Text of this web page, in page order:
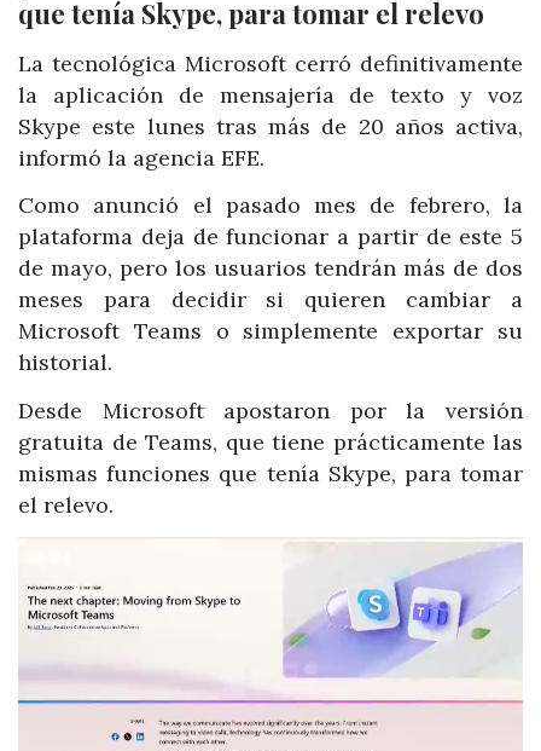
que tenía Skype, para tomar el relevo
La tecnológica Microsoft cerró definitivamente
la aplicación de mensajería de texto y voz
Skype este lunes tras más de 20 años activa,
informó la agencia EFE.
Como anunció el pasado mes de febrero, la
plataforma deja de funcionar a partir de este 5
de mayo, pero los usuarios tendrán más de dos
meses para decidir si quieren cambiar a
Microsoft Teams o simplemente exportar su
historial.
Desde Microsoft apostaron por la versión
gratuita de Teams, que tiene prácticamente las
mismas funciones que tenía Skype, para tomar
el relevo.